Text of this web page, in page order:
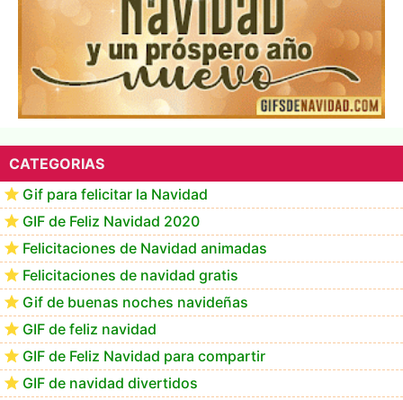
Te deseo una Feliz Navidad Barsimea
CATEGORIAS
Gif para felicitar la Navidad
GIF de Feliz Navidad 2020
Felicitaciones de Navidad animadas
Felicitaciones de navidad gratis
Gif de buenas noches navideñas
GIF de feliz navidad
GIF de Feliz Navidad para compartir
GIF de navidad divertidos